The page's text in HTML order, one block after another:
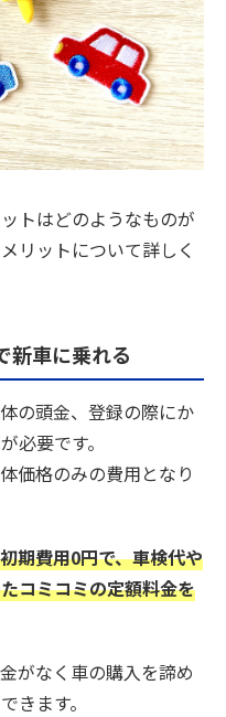
トはどのようなものが
リットについて詳しく
新車に乗れる
の頭金、登録の際にか
必要です。
価格のみの費用となり
期費用0円で、車検代や
コミコミの定額料金を
がなく車の購入を諦め
きます。